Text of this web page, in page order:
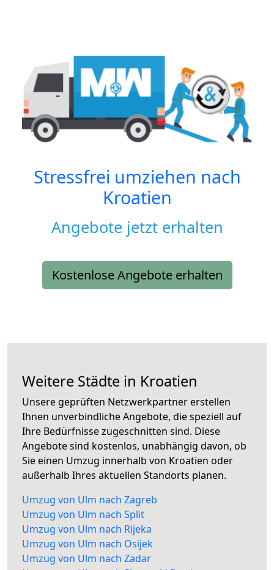
Stressfrei umziehen nach
Kroatien
Angebote jetzt erhalten
Kostenlose Angebote erhalten
Weitere Städte in Kroatien
Unsere geprüften Netzwerkpartner erstellen
Ihnen unverbindliche Angebote, die speziell auf
Ihre Bedürfnisse zugeschnitten sind. Diese
Angebote sind kostenlos, unabhängig davon, ob
Sie einen Umzug innerhalb von Kroatien oder
außerhalb Ihres aktuellen Standorts planen.
Umzug von Ulm nach Zagreb
Umzug von Ulm nach Split
Umzug von Ulm nach Rijeka
Umzug von Ulm nach Osijek
Umzug von Ulm nach Zadar